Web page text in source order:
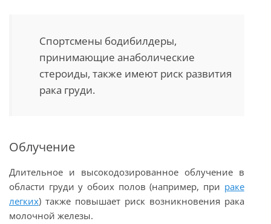
Спортсмены бодибилдеры,
принимающие анаболические
стероиды, также имеют риск развития
рака груди.
Облучение
Длительное и высокодозированное облучение в
области груди у обоих полов (например, при раке
легких) также повышает риск возникновения рака
молочной железы.